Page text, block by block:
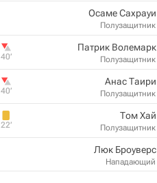
Осаме Сахрауи
Полузащитник
Патрик Волемарк
Полузащитник
40‎’‎
Анас Таири
Полузащитник
40‎’‎
Том Хай
Полузащитник
22‎’‎
Люк Броуверс
Нападающий